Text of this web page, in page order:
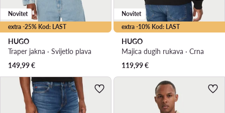
extra -25% Kod: LAST
Novitet
HUGO
Traper jakna · Svijetlo plava
149,99€
extra -10% Kod: LAST
Novitet
HUGO
Majica dugih rukava · Crna
119,99€